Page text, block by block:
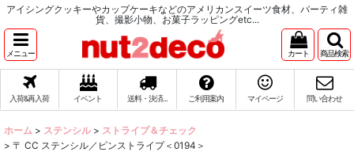
アイシングクッキーやカップケーキなどのアメリカンスイーツ食材、パーティ雑
貨、撮影小物、お菓子ラッピングetc...
メニュー カート 商品検索
入荷&再入荷 イベント 送料・決済... ご利用案内 マイページ 問い合わせ
ホーム > ステンシル > ストライプ＆チェック
> 〒 CC ステンシル／ピンストライプ＜0194＞